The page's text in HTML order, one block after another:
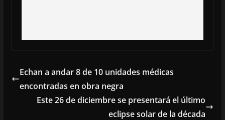
Echan a andar 8 de 10 unidades médicas
encontradas en obra negra
Este 26 de diciembre se presentará el último
eclipse solar de la década